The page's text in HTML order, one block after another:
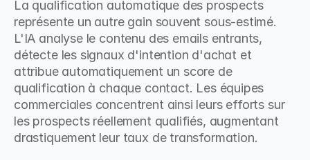
La qualification automatique des prospects
représente un autre gain souvent sous-estimé.
L'IA analyse le contenu des emails entrants,
détecte les signaux d'intention d'achat et
attribue automatiquement un score de
qualification à chaque contact. Les équipes
commerciales concentrent ainsi leurs efforts sur
les prospects réellement qualifiés, augmentant
drastiquement leur taux de transformation.